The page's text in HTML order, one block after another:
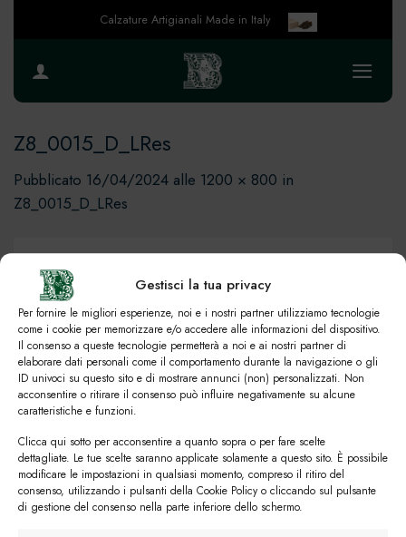
Gestisci la tua privacy
Per fornire le migliori esperienze, noi e i nostri partner utilizziamo tecnologie
come i cookie per memorizzare e/o accedere alle informazioni del dispositivo.
Il consenso a queste tecnologie permetterà a noi e ai nostri partner di
elaborare dati personali come il comportamento durante la navigazione o gli
ID univoci su questo sito e di mostrare annunci (non) personalizzati. Non
acconsentire o ritirare il consenso può influire negativamente su alcune
caratteristiche e funzioni.
Clicca qui sotto per acconsentire a quanto sopra o per fare scelte
dettagliate. Le tue scelte saranno applicate solamente a questo sito. È possibile
modificare le impostazioni in qualsiasi momento, compreso il ritiro del
consenso, utilizzando i pulsanti della Cookie Policy o cliccando sul pulsante
di gestione del consenso nella parte inferiore dello schermo.
Calzature Artigianali Made in Italy
Z8_0015_D_LRes
Pubblicato 16/04/2024 alle 1200 × 800 in
Z8_0015_D_LRes